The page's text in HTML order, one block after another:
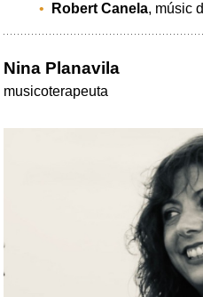
Robert Canela, músic
Nina Planavila
musicoterapeuta